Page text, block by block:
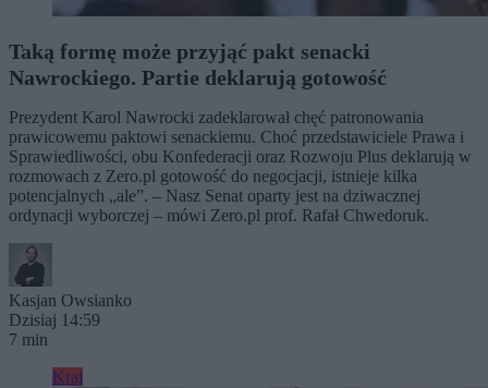
Taką formę może przyjąć pakt senacki
Nawrockiego. Partie deklarują gotowość
Prezydent Karol Nawrocki zadeklarował chęć patronowania
prawicowemu paktowi senackiemu. Choć przedstawiciele Prawa i
Sprawiedliwości, obu Konfederacji oraz Rozwoju Plus deklarują w
rozmowach z Zero.pl gotowość do negocjacji, istnieje kilka
potencjalnych „ale”. – Nasz Senat oparty jest na dziwacznej
ordynacji wyborczej – mówi Zero.pl prof. Rafał Chwedoruk.
Kasjan Owsianko
Dzisiaj 14:59
7 min
Kraj